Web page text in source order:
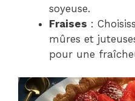
soyeuse.
Fraises :
mûres et
pour une